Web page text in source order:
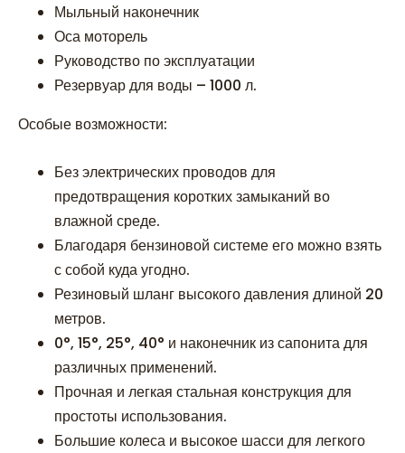
Мыльный наконечник
Оса моторель
Руководство по эксплуатации
Резервуар для воды – 1000 л.
Особые возможности:
Без электрических проводов для
предотвращения коротких замыканий во
влажной среде.
Благодаря бензиновой системе его можно взять
с собой куда угодно.
Резиновый шланг высокого давления длиной 20
метров.
0°, 15°, 25°, 40° и наконечник из сапонита для
различных применений.
Прочная и легкая стальная конструкция для
простоты использования.
Большие колеса и высокое шасси для легкого